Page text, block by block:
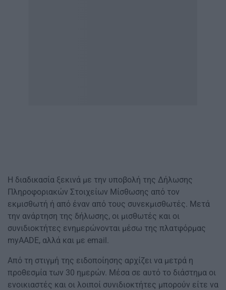
Η διαδικασία ξεκινά με την υποβολή της Δήλωσης
Πληροφοριακών Στοιχείων Μίσθωσης από τον
εκμισθωτή ή από έναν από τους συνεκμισθωτές. Μετά
την ανάρτηση της δήλωσης, οι μισθωτές και οι
συνιδιοκτήτες ενημερώνονται μέσω της πλατφόρμας
myAADE, αλλά και με email.
Από τη στιγμή της ειδοποίησης αρχίζει να μετρά η
προθεσμία των 30 ημερών. Μέσα σε αυτό το διάστημα οι
ενοικιαστές και οι λοιποί συνιδιοκτήτες μπορούν είτε να